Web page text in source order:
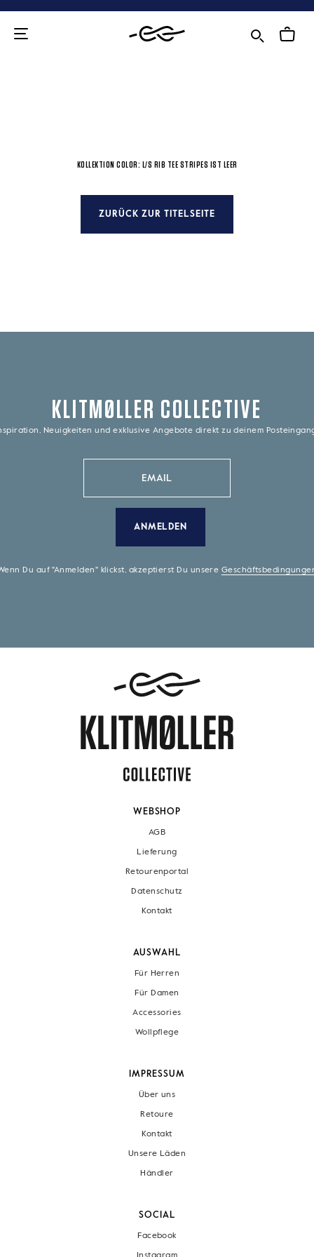
KOLLEKTION COLOR: L/S RIB TEE STRIPES IST LEER
ZURÜCK ZUR TITELSEITE
KLITMØLLER COLLECTIVE
Neuigkeiten und exklusive Angebote direkt zu deinem
ANMELDEN
Du auf "Anmelden" klickst, akzeptierst Du unsere
WEBSHOP
AGB
Lieferung
Retourenportal
Datenschutz
Kontakt
AUSWAHL
Für Herren
Für Damen
Accessories
Wollpflege
IMPRESSUM
Über uns
Retoure
Kontakt
Unsere Läden
Händler
SOCIAL
Facebook